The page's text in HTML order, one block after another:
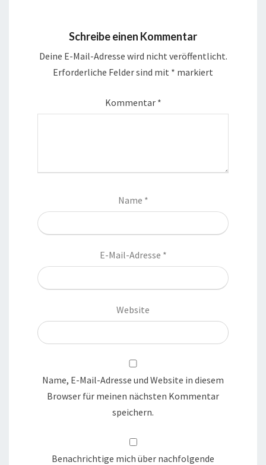
Schreibe einen Kommentar
Deine E-Mail-Adresse wird nicht veröffentlicht.
Erforderliche Felder sind mit * markiert
Kommentar *
Name *
E-Mail-Adresse *
Website
Name, E-Mail-Adresse und Website in diesem
Browser für meinen nächsten Kommentar
speichern.
Benachrichtige mich über nachfolgende